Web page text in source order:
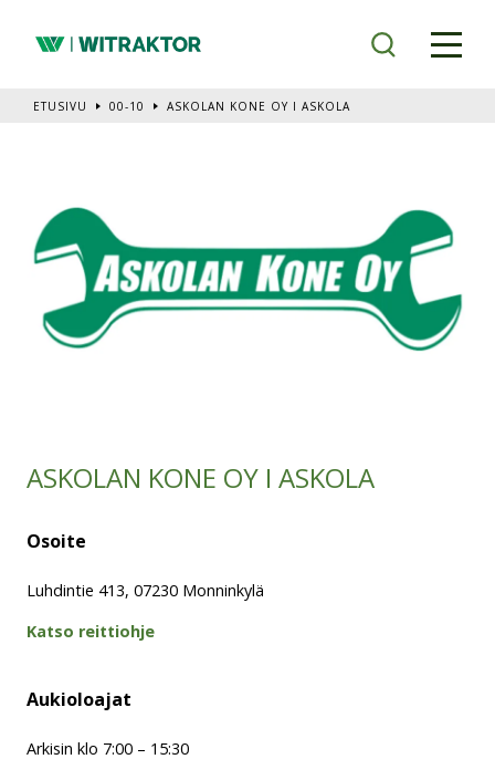
pääsisältöön
ETUSIVU 00-10 ASKOLAN KONE OY I ASKOLA
ASKOLAN KONE OY I ASKOLA
Osoite
Luhdintie 413, 07230 Monninkylä
Katso reittiohje
Aukioloajat
Arkisin klo 7:00 – 15:30